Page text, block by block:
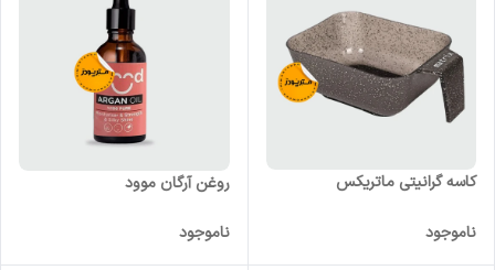
کاسه گرانیتی ماتریکس
ناموجود
روغن آرگان موود
ناموجود